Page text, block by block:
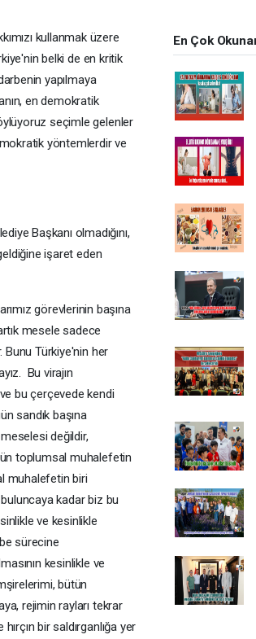
kullanmak üzere
belki de en kritik
yapılmaya
en demokratik
seçimle gelenler
yöntemlerdir ve
Başkanı olmadığını,
işaret eden
görevlerinin başına
mesele sadece
Bunu Türkiye'nin her
Bu virajın
bu çerçevede kendi
sandık başına
değildir,
toplumsal muhalefetin
muhalefetin biri
kadar biz bu
ve kesinlikle
sürecine
kesinlikle ve
bütün
rejimin rayları tekrar
bir saldırganlığa yer
En Çok